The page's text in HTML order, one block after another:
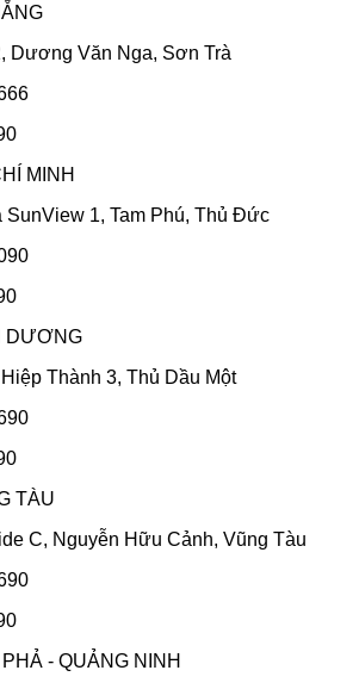
Dương Văn Nga, Sơn Trà
MINH
SunView 1, Tam Phú, Thủ Đức
DƯƠNG
Thành 3, Thủ Dầu Một
TÀU
C, Nguyễn Hữu Cảnh, Vũng Tàu
- QUẢNG NINH